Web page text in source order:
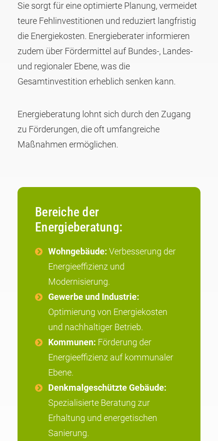
Sie sorgt für eine optimierte Planung, vermeidet
teure Fehlinvestitionen und reduziert langfristig
die Energiekosten. Energieberater informieren
zudem über Fördermittel auf Bundes-, Landes-
und regionaler Ebene, was die
Gesamtinvestition erheblich senken kann.
Energieberatung lohnt sich durch den Zugang
zu Förderungen, die oft umfangreiche
Maßnahmen ermöglichen.
Bereiche der
Energieberatung:
Wohngebäude: Verbesserung der
Energieeffizienz und
Modernisierung.
Gewerbe und Industrie:
Optimierung von Energiekosten
und nachhaltiger Betrieb.
Kommunen: Förderung der
Energieeffizienz auf kommunaler
Ebene.
Denkmalgeschützte Gebäude:
Spezialisierte Beratung zur
Erhaltung und energetischen
Sanierung.